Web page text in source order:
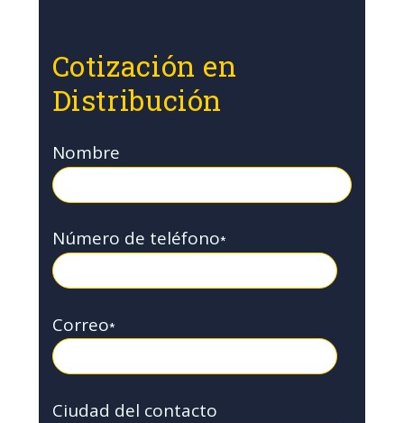
Cotización en
Distribución
Nombre
Número de teléfono*
Correo*
Ciudad del contacto